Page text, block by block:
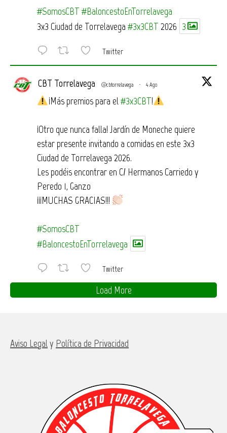
#SomosCBT #BaloncestoEnTorrelavega
3x3 Ciudad de Torrelavega#3x3CBT 2026 3
Twitter
CBT Torrelavega @cbtorrelavega · 4 Ago
¡Más premios para el#3x3CBT!
¡Otro que nunca falla! Jardín de Moneche quiere
estar presente invitando a comidas en este 3x3
Ciudad de Torrelavega 2026.
Les podéis encontrar en C/ Hermanos Carriedo y
Peredo 1, Ganzo
¡¡¡MUCHAS GRACIAS!!!
#SomosCBT
#BaloncestoEnTorrelavega
Twitter
Load More
Aviso Legaly Política de Privacidad